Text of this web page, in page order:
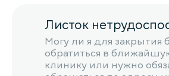
Листок
Могу ли я для закрытия
обратиться в
клинику или нужно